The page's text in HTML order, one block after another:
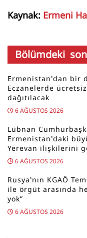
Kaynak: Ermeni
Bölümdeki
Ermenistan’dan bir
Eczanelerde
dağıtılacak
6 AĞUSTOS 2026
Lübnan
Ermenistan’daki
Yerevan ilişkilerini
6 AĞUSTOS 2026
Rusya’nın KGAÖ
ile örgüt arasında
yok”
6 AĞUSTOS 2026